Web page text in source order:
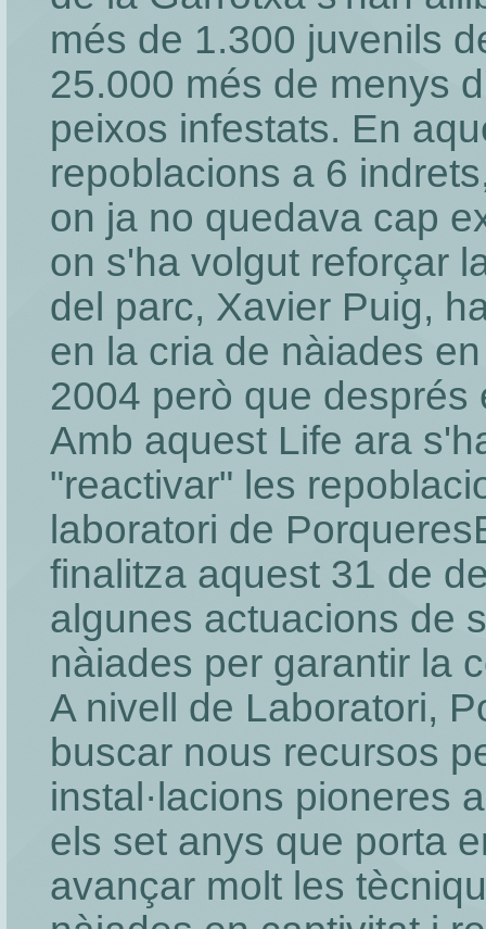
més de 1.300 juvenils
25.000 més de menys
peixos infestats. En
repoblacions a 6
on ja no quedava cap
on s'ha volgut reforçar
del parc, Xavier Puig,
en la cria de nàiades
2004 però que després
Amb aquest Life ara
"reactivar" les
laboratori de
finalitza aquest 31 de
algunes actuacions de
nàiades per garantir la
A nivell de Laboratori,
buscar nous recursos
instal·lacions pioneres
els set anys que porta
avançar molt les